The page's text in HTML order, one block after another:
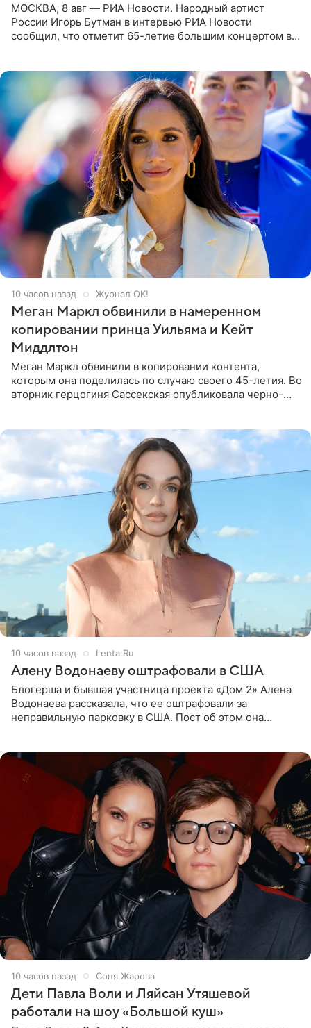
МОСКВА, 8 авг — РИА Новости. Народный артист
России Игорь Бутман в интервью РИА Новости
сообщил, что отметит 65-летие большим концертом в
10 часов назад Журнал OK!
Меган Маркл обвинили в намеренном
копировании принца Уильяма и Кейт
Миддлтон
Меган Маркл обвинили в копировании контента,
которым она поделилась по случаю своего 45-летия. Во
вторник герцогиня Сассекская опубликовала черно-
10 часов назад Lenta.Ru
Алену Водонаеву оштрафовали в США
Блогерша и бывшая участница проекта «Дом 2» Алена
Водонаева рассказала, что ее оштрафовали за
неправильную парковку в США. Пост об этом она
10 часов назад Соня Жарова
Дети Павла Воли и Ляйсан Утяшевой
работали на шоу «Большой куш»